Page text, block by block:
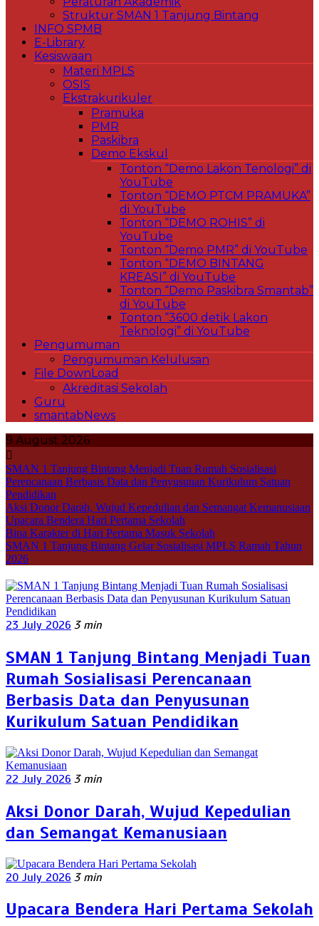
Struktur SMAN 1 Tanjung Bintang
INFO SPMB
E-Library
Kesiswaan
Materi MPLS
OSIS
Ekstrakurikuler
Pramuka
PMR
Paskibra
Demo Ekskul
Tonton “Demo Lakon Tenologi” di
YouTube
Tonton “DEMO PTCM PRAMUKA”
di YouTube
Tonton “DEMO ROHIS” di
YouTube
Tonton “Demo PMR” di YouTube
Tonton “DEMO BINTANG
KREASI” di YouTube
Tonton “Demo Paskibra Smantab”
di YouTube
Tonton “3600 detik Lakon
Teknologi” di YouTube
Pengumuman
Pengumuman Kelulusan
File DownLoad
Akreditasi Sekolah
Guru
smantabNews
9 August 2026
SMAN 1 Tanjung Bintang Menjadi Tuan Rumah Sosialisasi
Perencanaan Berbasis Data dan Penyusunan Kurikulum Satuan
Pendidikan
Aksi Donor Darah, Wujud Kepedulian dan Semangat Kemanusiaan
Upacara Bendera Hari Pertama Sekolah
Bina Karakter di Hari Pertama Masuk Sekolah
SMAN 1 Tanjung Bintang Gelar Sosialisasi MPLS Ramah Tahun
2026
23 July 2026 3 min
SMAN 1 Tanjung Bintang Menjadi Tuan
Rumah Sosialisasi Perencanaan
Berbasis Data dan Penyusunan
Kurikulum Satuan Pendidikan
22 July 2026 3 min
Aksi Donor Darah, Wujud Kepedulian
dan Semangat Kemanusiaan
20 July 2026 3 min
Upacara Bendera Hari Pertama Sekolah